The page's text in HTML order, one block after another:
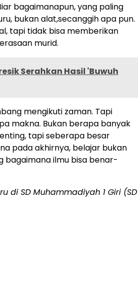
bagaimanapun, yang paling
bukan alat,secanggih apa pun.
tapi tidak bisa memberikan
murid.
Serahkan Hasil 'Buwuh
mengikuti zaman. Tapi
makna. Bukan berapa banyak
tapi seberapa besar
pada akhirnya, belajar bukan
bagaimana ilmu bisa benar-
di SD Muhammadiyah 1 Giri (SD